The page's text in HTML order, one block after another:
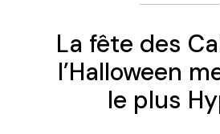
La fête des
l’Halloween
le plus